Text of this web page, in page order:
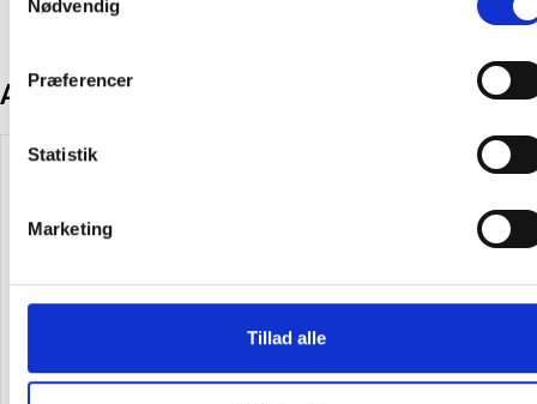
Nødvendig
Præferencer
Statistik
Marketing
Tillad alle
Andre kunder købte også
Tork Sensitiv flydende sæbe
Mini S5 525ml 425702